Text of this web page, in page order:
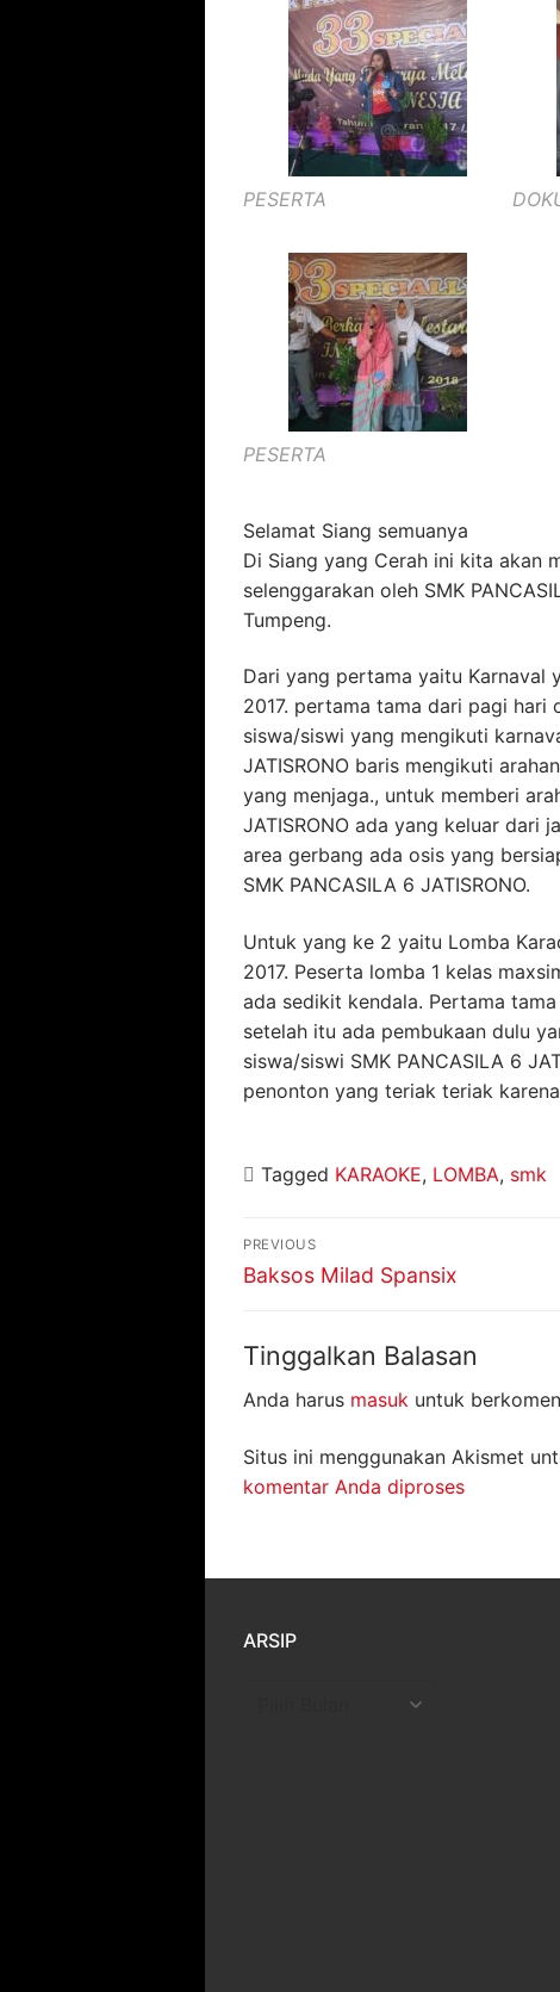
PESERTA
PESERTA
Selamat Siang semuanya
Di Siang yang Cerah ini kita akan
selenggarakan oleh SMK
Tumpeng.
Dari yang pertama yaitu Karnaval
2017. pertama tama dari pagi hari
siswa/siswi yang mengikuti
JATISRONO baris mengikuti
yang menjaga., untuk memberi
JATISRONO ada yang keluar dari
area gerbang ada osis yang
SMK PANCASILA 6 JATISRONO.
Untuk yang ke 2 yaitu Lomba
2017. Peserta lomba 1 kelas
ada sedikit kendala. Pertama
setelah itu ada pembukaan dulu
siswa/siswi SMK PANCASILA 6
penonton yang teriak teriak
Tagged KARAOKE, LOMBA, smk
Navigasi
pos
PREVIOUS
Previous
Baksos Milad Spansix
Tinggalkan Balasan
Anda harus masuk untuk
Situs ini menggunakan Akismet
komentar Anda diproses
ARSIP